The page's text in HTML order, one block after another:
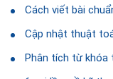
Cách viết bài
Cập nhật thuật
Phân tích từ khóa